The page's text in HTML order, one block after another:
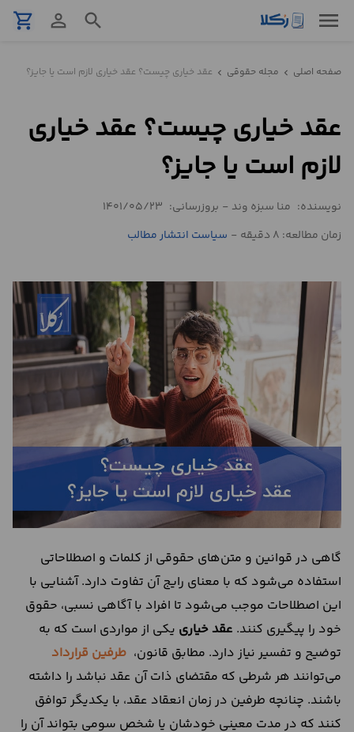
menu
search
person_outline
shopping_cart
نمونه
تنظیم
حقوقی
تلفنی
محاسبه
آنلاین
درباره
ما
تماس
با
صفحه اصلی chevron_left مجله حقوقی chevron_left عقد خیاری چیست؟ عقد خیاری لازم است یا جایز؟
عقد خیاری چیست؟ عقد خیاری
لازم است یا جایز؟
نویسنده: منا سبزه وند - بروزرسانی: 1401/05/23
زمان مطالعه: 8 دقیقه
- سیاست انتشار مطالب
گاهی در قوانین و متن‌های حقوقی از کلمات و اصطلاحاتی
استفاده می‌شود که با معنای رایج آن تفاوت دارد. آشنایی با
این اصطلاحات موجب می‌شود تا افراد با آگاهی نسبی، حقوق
خود را پیگیری کنند. عقد خیاری یکی از مواردی است که به
توضیح و تفسیر نیاز دارد. مطابق قانون، طرفین قرارداد
می‌توانند هر شرطی که مقتضای ذات آن عقد نباشد را داشته
باشند. چنانچه طرفین در زمان انعقاد عقد، با یکدیگر توافق
کنند که در مدت معینی خودشان یا شخص سومی بتواند آن را